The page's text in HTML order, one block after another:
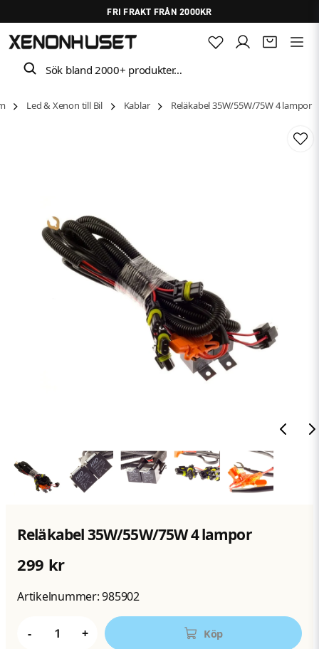
FRI FRAKT FRÅN 2000KR
Sök bland 2000+ produkter…
Led & Xenon till Bil Kablar Reläkabel 35W/55W/75W 4 lampor
Reläkabel 35W/55W/75W 4 lampor
299 kr
Artikelnummer:985902
- + Köp